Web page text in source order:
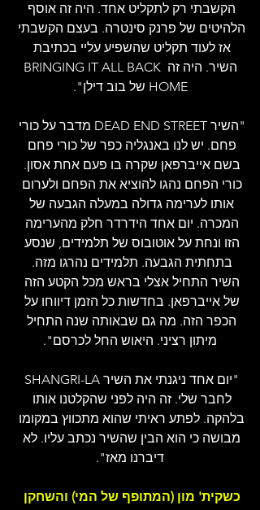
הקשבתי רק לתקליט אחד. היה זה אוסף
הלהיטים של פרנק סינטרה. בעצם הקשבתי
אז לעוד תקליט שהשפיע עליי בכתיבת
השיר. היה זה BRINGING IT ALL BACK
HOME של בוב דילן".
"השיר DEAD END STREET מדבר על כורי
פחם. יש לנו באנגליה כפר של כורי פחם
בשם אייברפאן שקרה בו פעם אחת אסון.
כורי הפחם נהגו להוציא את הפחם ולערום
אותו לערימה גדולה במעלה הגבעה של
המכרה. יום אחד הידרדר חלק מהערימה
הזו ונחת על אוטובוס של תלמידים, שנסע
בתחתית הגבעה. תלמידים נהרגו מזה.
השיר התחיל אצלי בראש מכל הקטע הזה
של אייברפאן. בחדשות כל הזמן דיווחו על
הכפר הזה. מה גם שבאותה שנה התחיל
מיתון רציני. היאוש החל לכרסם".
לחבר שלי. זה היה לפני שהקלטנו אותו
בלהקה. לפתע ראיתי שהוא מתכווץ במקומו
מבושה כי הוא הבין שהשיר נכתב עליו. לא
דיברנו מאז".
כשקית' מון (המתופף של המי) והשחקן